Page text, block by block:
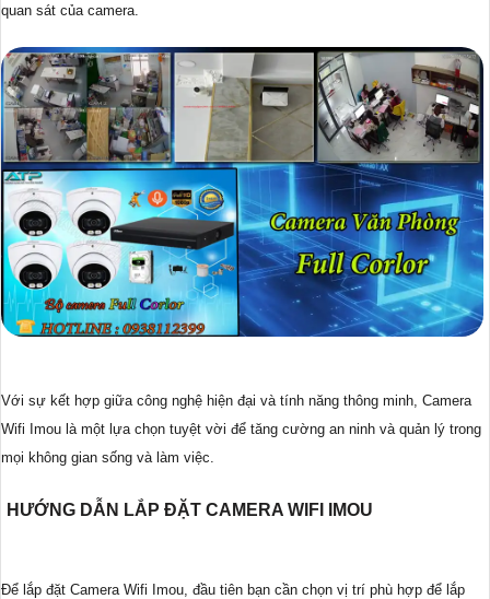
quan sát của camera.
Với sự kết hợp giữa công nghệ hiện đại và tính năng thông minh, Camera
Wifi Imou là một lựa chọn tuyệt vời để tăng cường an ninh và quản lý trong
mọi không gian sống và làm việc.
HƯỚNG DẪN LẮP ĐẶT CAMERA WIFI IMOU
Để lắp đặt Camera Wifi Imou, đầu tiên bạn cần chọn vị trí phù hợp để lắp